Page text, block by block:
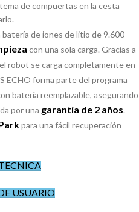
de compuertas en la cesta
batería de iones de litio de 9.600
con una sola carga. Gracias a
robot se carga completamente en
ECHO forma parte del programa
batería reemplazable, asegurando
por una garantía de 2 años.
para una fácil recuperación
USUARIO